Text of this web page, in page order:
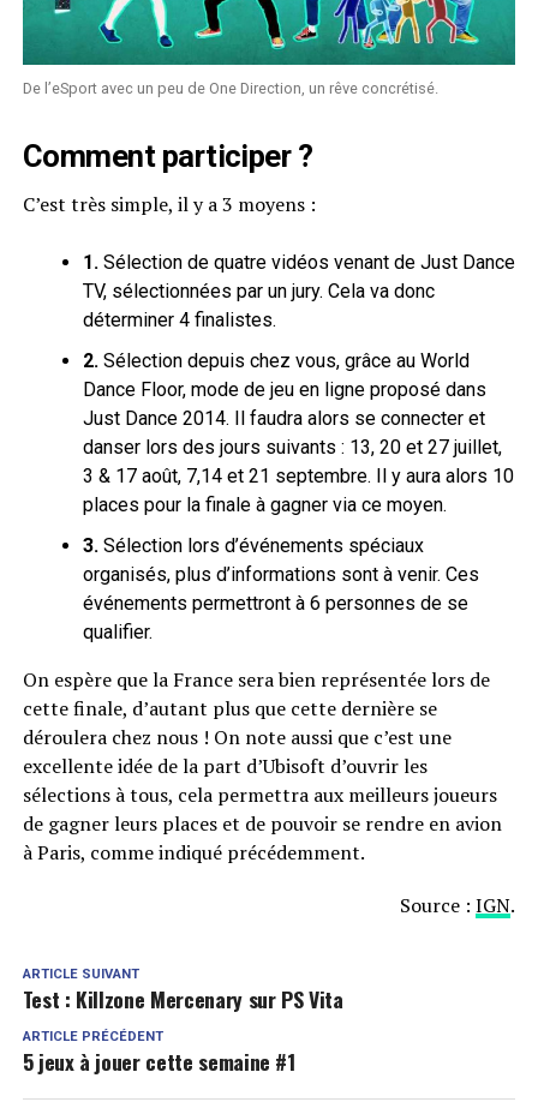
De l’eSport avec un peu de One Direction, un rêve concrétisé.
Comment participer ?
C’est très simple, il y a 3 moyens :
1.Sélection de quatre vidéos venant de Just Dance
TV, sélectionnées par un jury. Cela va donc
déterminer 4 finalistes.
2.Sélection depuis chez vous, grâce au World
Dance Floor, mode de jeu en ligne proposé dans
Just Dance 2014. Il faudra alors se connecter et
danser lors des jours suivants : 13, 20 et 27 juillet,
3 & 17 août, 7,14 et 21 septembre. Il y aura alors 10
places pour la finale à gagner via ce moyen.
3.Sélection lors d’événements spéciaux
organisés, plus d’informations sont à venir. Ces
événements permettront à 6 personnes de se
qualifier.
On espère que la France sera bien représentée lors de
cette finale, d’autant plus que cette dernière se
déroulera chez nous ! On note aussi que c’est une
excellente idée de la part d’Ubisoft d’ouvrir les
sélections à tous, cela permettra aux meilleurs joueurs
de gagner leurs places et de pouvoir se rendre en avion
à Paris, comme indiqué précédemment.
Source :IGN.
ARTICLE SUIVANT
Test : Killzone Mercenary sur PS Vita
ARTICLE PRÉCÉDENT
5 jeux à jouer cette semaine #1